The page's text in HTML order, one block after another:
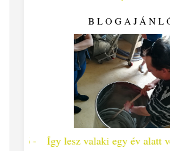
Így lesz valaki egy év alatt